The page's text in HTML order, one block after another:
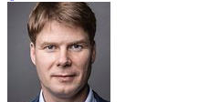
Bildinformationen